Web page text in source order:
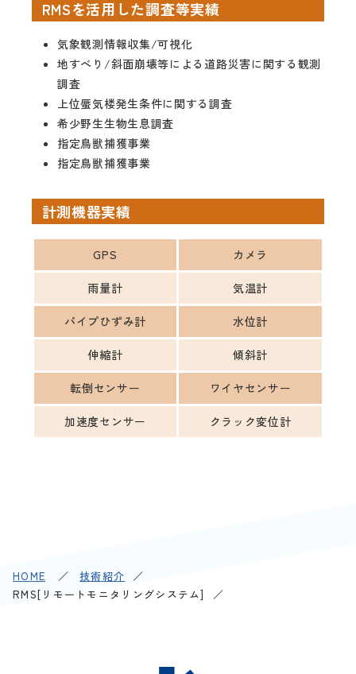
RMSを活用した調査等実績
気象観測情報収集/可視化
地すべり/斜面崩壊等による道路災害に関する観測
調査
上位蜃気楼発生条件に関する調査
希少野生生物生息調査
指定鳥獣捕獲事業
指定鳥獣捕獲事業
計測機器実績
GPS カメラ
雨量計 気温計
パイプひずみ計 水位計
伸縮計 傾斜計
転倒センサー ワイヤセンサー
加速度センサー クラック変位計
HOME
技術紹介
RMS[リモートモニタリングシステム]